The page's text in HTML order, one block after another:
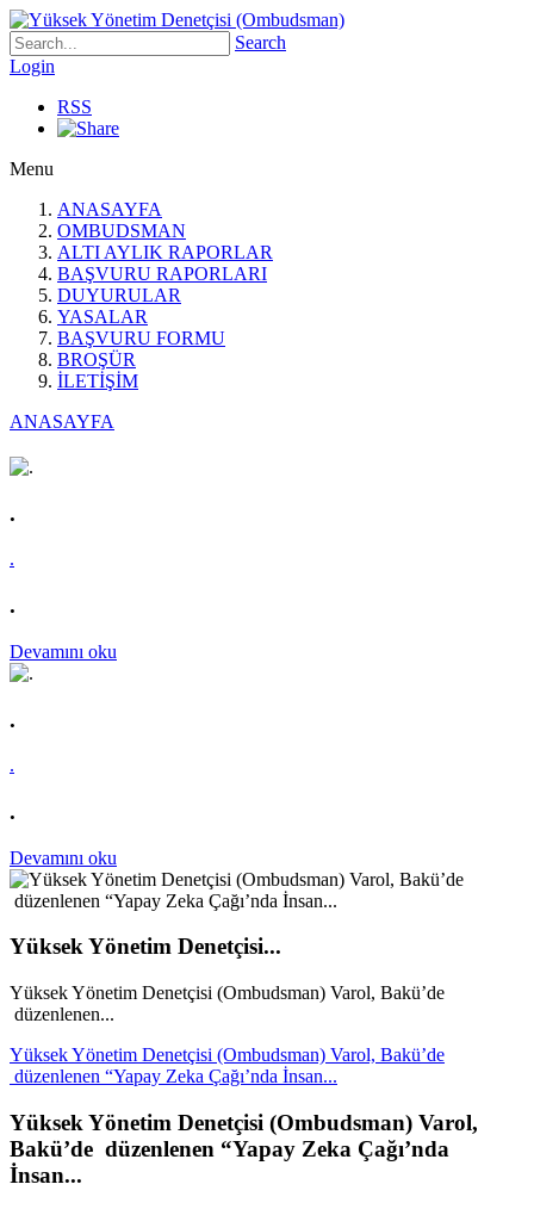
Search
Login
RSS
Menu
ANASAYFA
OMBUDSMAN
ALTI AYLIK RAPORLAR
BAŞVURU RAPORLARI
DUYURULAR
YASALAR
BAŞVURU FORMU
BROŞÜR
İLETİŞİM
ANASAYFA
.
.
.
Devamını oku
.
.
.
Devamını oku
Yüksek Yönetim Denetçisi...
Yüksek Yönetim Denetçisi (Ombudsman) Varol, Bakü’de
düzenlenen...
Yüksek Yönetim Denetçisi (Ombudsman) Varol, Bakü’de
düzenlenen “Yapay Zeka Çağı’nda İnsan...
Yüksek Yönetim Denetçisi (Ombudsman) Varol,
Bakü’de düzenlenen “Yapay Zeka Çağı’nda
İnsan...